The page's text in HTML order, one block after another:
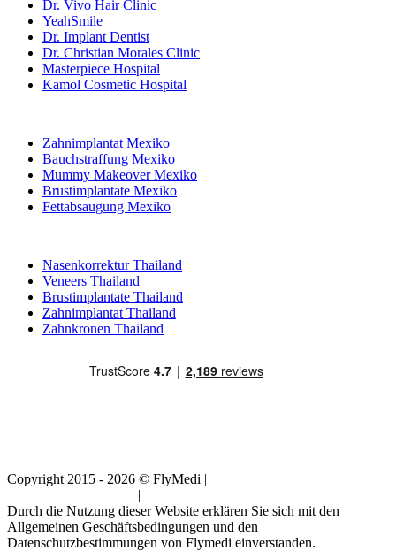
Dr. Vivo Hair Clinic
YeahSmile
Dr. Implant Dentist
Dr. Christian Morales Clinic
Masterpiece Hospital
Kamol Cosmetic Hospital
Zahnimplantat Mexiko
Bauchstraffung Mexiko
Mummy Makeover Mexiko
Brustimplantate Mexiko
Fettabsaugung Mexiko
Nasenkorrektur Thailand
Veneers Thailand
Brustimplantate Thailand
Zahnimplantat Thailand
Zahnkronen Thailand
Copyright 2015 - 2026 © FlyMedi |
|
Durch die Nutzung dieser Website erklären Sie sich mit den
Allgemeinen Geschäftsbedingungen und den
Datenschutzbestimmungen von Flymedi einverstanden.